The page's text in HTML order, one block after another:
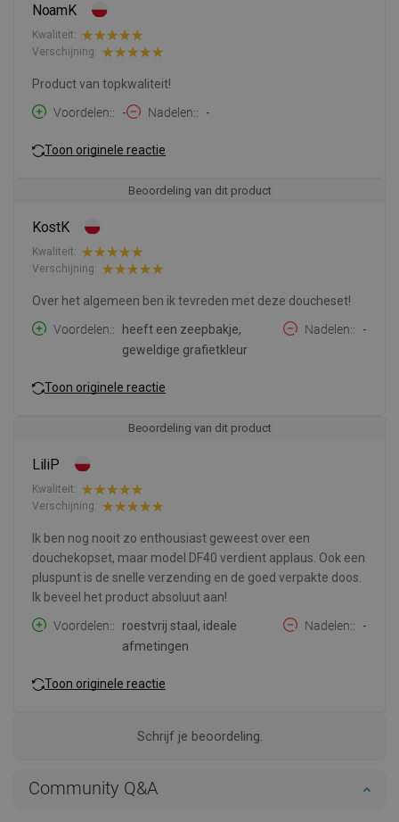
NoamK
Kwaliteit:
Verschijning:
Product van topkwaliteit!
Voordelen:
- Nadelen: -
Toon originele reactie
Beoordeling van dit product
KostK
Kwaliteit:
Verschijning:
Over het algemeen ben ik tevreden met deze doucheset!
Voordelen:
heeft een zeepbakje,
geweldige grafietkleur
Nadelen: -
Toon originele reactie
Beoordeling van dit product
LiliP
Kwaliteit:
Verschijning:
Ik ben nog nooit zo enthousiast geweest over een
douchekopset, maar model DF40 verdient applaus. Ook een
pluspunt is de snelle verzending en de goed verpakte doos.
Ik beveel het product absoluut aan!
Voordelen:
roestvrij staal, ideale
afmetingen
Nadelen: -
Toon originele reactie
Schrijf je beoordeling.
Community Q&A